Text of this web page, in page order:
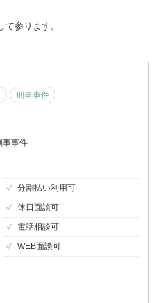
参ります。
刑事事件
事事件
分割払い利用可
休日面談可
電話相談可
WEB面談可